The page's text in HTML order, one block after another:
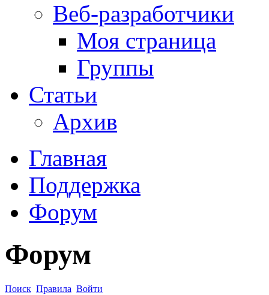
Веб-разработчики
Моя страница
Группы
Статьи
Архив
Главная
Поддержка
Форум
Форум
Поиск Правила Войти